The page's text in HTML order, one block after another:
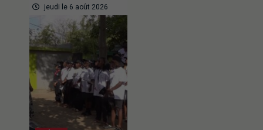
jeudi le 6 août 2026